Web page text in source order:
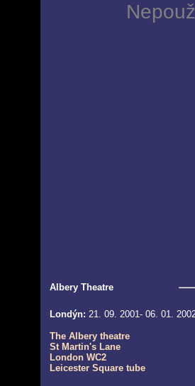
Albery Theatre
Londýn: 21. 09. 2001- 06. 01.
The Albery theatre
St Martin's Lane
London WC2
Leicester Square tube